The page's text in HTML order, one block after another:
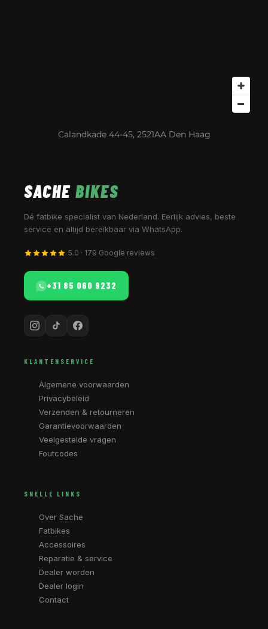
Calandkade 44-45, 2521AA Den Haag
SACHE BIKES
Dé fatbike specialist van Nederland. Eerlijk advies, beste
service en altijd bereikbaar via WhatsApp.
5.0 · 179 Google reviews
+31 85 060 9232
KLANTENSERVICE
Algemene voorwaarden
Privacybeleid
Verzenden & retourneren
Garantievoorwaarden
Veelgestelde vragen
Foutcodes
SNELLE LINKS
Over Sache
Fatbikes
Accessoires
Reparatie & service
Dealer worden
Dealer login
Contact